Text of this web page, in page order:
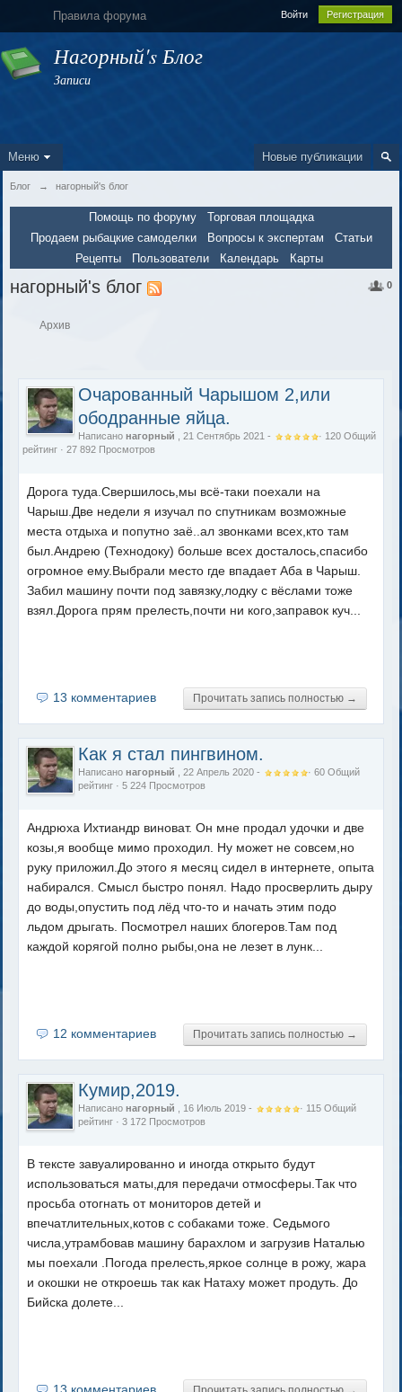
Правила форума Войти Регистрация
Нагорный's Блог
Записи
Новые публикации
Меню
Блог → нагорный's блог
Помощь по форуму
Торговая площадка
Продаем рыбацкие самоделки
Вопросы к экспертам
Статьи
Рецепты
Пользователи Календарь Карты
0
нагорный's блог
Архив
Очарованный Чарышом 2,или
ободранные яйца.
Написанонагорный , 21 Сентябрь 2021 - · 120 Общий
рейтинг · 27 892 Просмотров
Дорога туда.Свершилось,мы всё-таки поехали на
Чарыш.Две недели я изучал по спутникам возможные
места отдыха и попутно заё..ал звонками всех,кто там
был.Андрею (Технодоку) больше всех досталось,спасибо
огромное ему.Выбрали место где впадает Аба в Чарыш.
Забил машину почти под завязку,лодку с вёслами тоже
взял.Дорога прям прелесть,почти ни кого,заправок куч...
Прочитать запись полностью →
13 комментариев
Как я стал пингвином.
Написанонагорный , 22 Апрель 2020 - ·60 Общий
рейтинг · 5 224 Просмотров
Андрюха Ихтиандр виноват. Он мне продал удочки и две
козы,я вообще мимо проходил. Ну может не совсем,но
руку приложил.До этого я месяц сидел в интернете, опыта
набирался. Смысл быстро понял. Надо просверлить дыру
до воды,опустить под лёд что-то и начать этим подо
льдом дрыгать. Посмотрел наших блогеров.Там под
каждой корягой полно рыбы,она не лезет в лунк...
Прочитать запись полностью →
12 комментариев
Кумир,2019.
Написанонагорный , 16 Июль 2019 - · 115 Общий
рейтинг · 3 172 Просмотров
В тексте завуалированно и иногда открыто будут
использоваться маты,для передачи отмосферы.Так что
просьба отогнать от мониторов детей и
впечатлительных,котов с собаками тоже. Седьмого
числа,утрамбовав машину барахлом и загрузив Наталью
мы поехали .Погода прелесть,яркое солнце в рожу, жара
и окошки не откроешь так как Натаху может продуть. До
Бийска долете...